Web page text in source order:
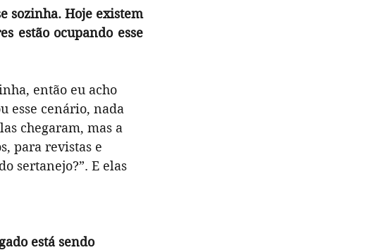
sozinha. Hoje existem
estão ocupando esse
então eu acho
esse cenário, nada
chegaram, mas a
para revistas e
sertanejo?”. E elas
está sendo